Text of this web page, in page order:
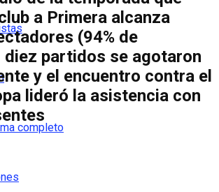
completo
a Primera alcanza
(94% de
diez partidos se agotaron
y el encuentro contra el
lideró la asistencia con